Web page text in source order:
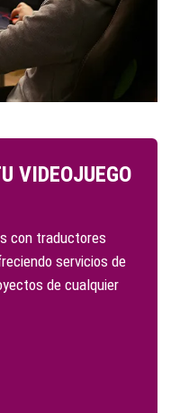
VIDEOJUEGO
con traductores
servicios de
de cualquier